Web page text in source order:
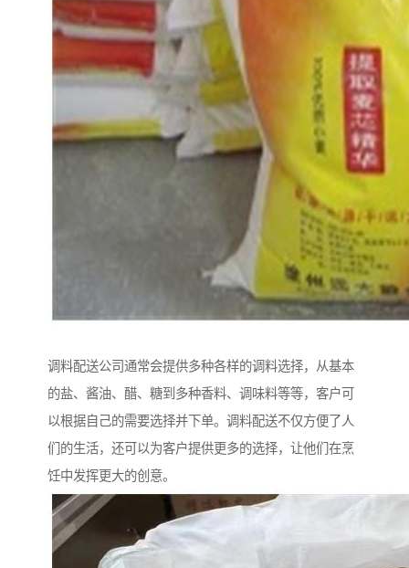
调料配送公司通常会提供多种各样的调料选择，从基本
的盐、酱油、醋、糖到多种香料、调味料等等，客户可
以根据自己的需要选择并下单。调料配送不仅方便了人
们的生活，还可以为客户提供更多的选择，让他们在烹
饪中发挥更大的创意。